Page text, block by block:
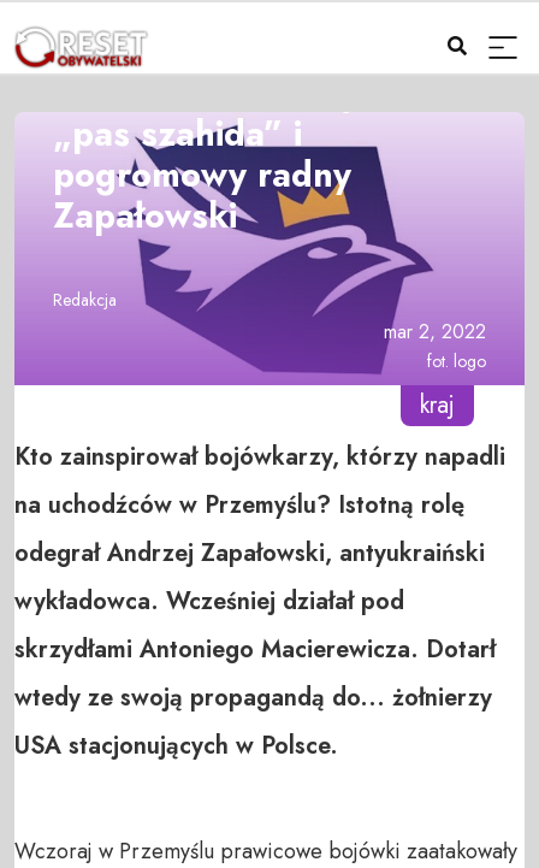
„pas szahida” i
pogromowy radny
Zapałowski
Redakcja
mar 2, 2022
fot. logo
kraj
Kto zainspirował bojówkarzy, którzy napadli
na uchodźców w Przemyślu? Istotną rolę
odegrał Andrzej Zapałowski, antyukraiński
wykładowca. Wcześniej działał pod
skrzydłami Antoniego Macierewicza. Dotarł
wtedy ze swoją propagandą do... żołnierzy
USA stacjonujących w Polsce.
Wczoraj w Przemyślu prawicowe bojówki zaatakowały